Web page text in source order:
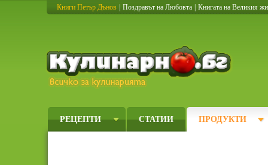
Книги Петър Дънов Поздравът на Любовта Книгата на Великия
РЕЦЕПТИ СТАТИИ ПРОДУКТИ